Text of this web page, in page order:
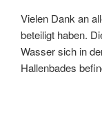
Vielen Dank an
beteiligt haben.
Wasser sich in
Hallenbades